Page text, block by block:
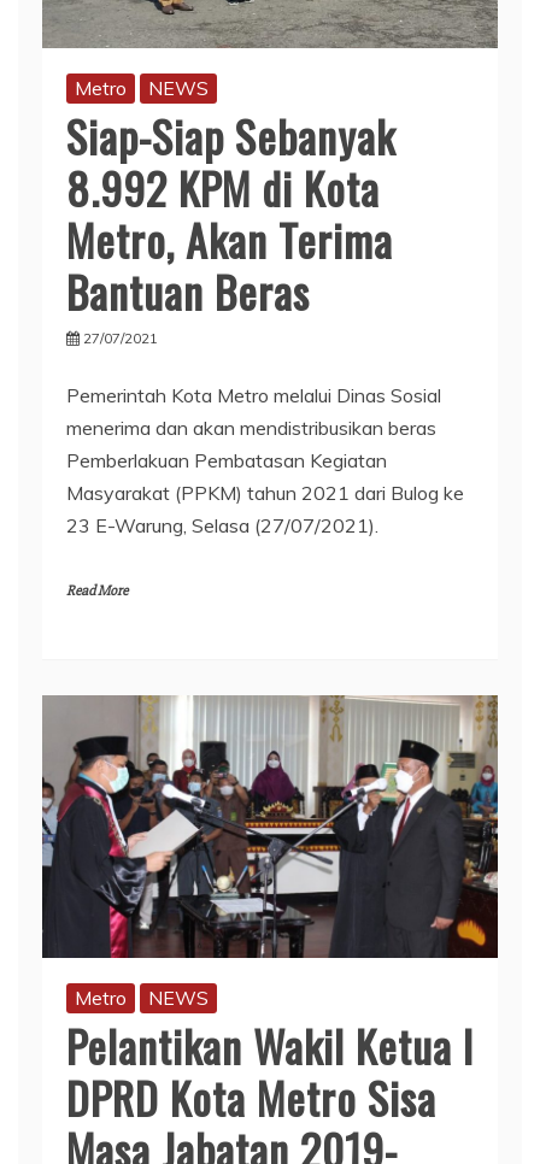
Metro NEWS
Siap-Siap Sebanyak
8.992 KPM di Kota
Metro, Akan Terima
Bantuan Beras
27/07/2021
Pemerintah Kota Metro melalui Dinas Sosial
menerima dan akan mendistribusikan beras
Pemberlakuan Pembatasan Kegiatan
Masyarakat (PPKM) tahun 2021 dari Bulog ke
23 E-Warung, Selasa (27/07/2021).
Read More
Metro NEWS
Pelantikan Wakil Ketua I
DPRD Kota Metro Sisa
Masa Jabatan 2019-